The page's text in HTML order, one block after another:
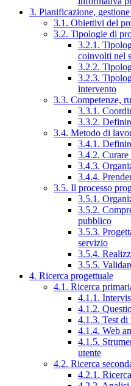
3. Pianificazione, gestione
3.1. Obiettivi del
3.2. Tipologie di
3.2.1.
coinvolti nel
3.2.2.
3.2.3.
intervento
3.3. Competenze,
3.3.1.
3.3.2.
3.4. Metodo di
3.4.1.
3.4.2.
3.4.3.
3.4.4.
3.5. Il processo
3.5.1.
3.5.2.
pubblico
3.5.3.
servizio
3.5.4.
3.5.5.
4. Ricerca progettuale
4.1. Ricerca
4.1.1.
4.1.2.
4.1.3. Test di
4.1.4. Web
4.1.5.
utente
4.2. Ricerca
4.2.1.